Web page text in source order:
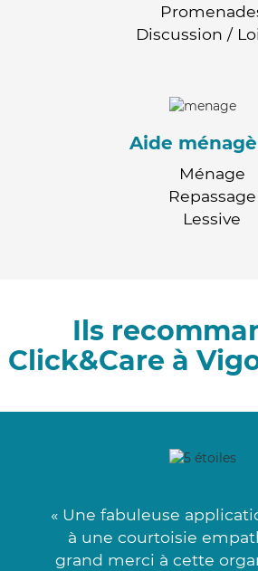
Discussion /
Aide
Ménage
Repassage
Lessive
Ils
Click&Care à
« Une fabuleuse
à une courtoisie
grand merci à cette